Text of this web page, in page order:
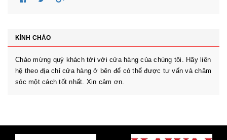
KÍNH CHÀO
Chào mừng quý khách tới với cửa hàng của chúng tôi. Hãy liên
hệ theo địa chỉ cửa hàng ở bên để có thể được tư vấn và chăm
sóc một cách tốt nhất. Xin cảm ơn.